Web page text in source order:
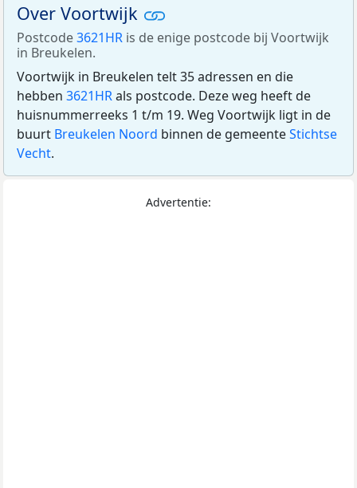
Over Voortwijk
Postcode3621HR is de enige postcode bij Voortwijk
in Breukelen.
Voortwijk in Breukelen telt 35 adressen en die
hebben 3621HRals postcode. Deze weg heeft de
huisnummerreeks 1 t/m 19. Weg Voortwijk ligt in de
buurt Breukelen Noord binnen de gemeenteStichtse
Vecht.
Advertentie: